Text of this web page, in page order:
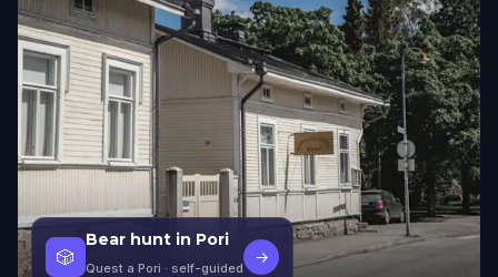
🎲
Bear hunt in Pori
Quest a Pori · self-guided
→